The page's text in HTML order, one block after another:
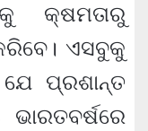
କ୍ଷମତାରୁ
ଏସବୁକୁ
ପ୍ରଶାନ୍ତ